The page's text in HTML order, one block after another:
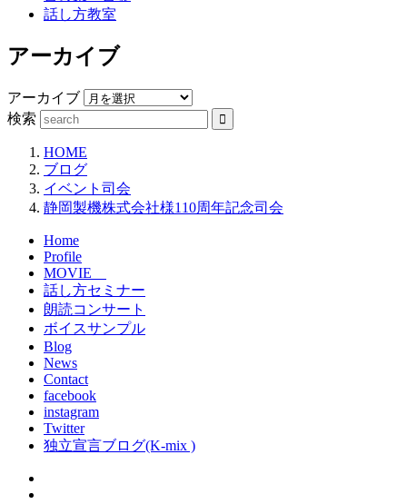
話し方教室
アーカイブ
アーカイブ
検索
HOME
ブログ
イベント司会
静岡製機株式会社様110周年記念司会
Home
Profile
MOVIE
話し方セミナー
朗読コンサート
ボイスサンプル
Blog
News
Contact
facebook
instagram
Twitter
独立宣言ブログ(K-mix )